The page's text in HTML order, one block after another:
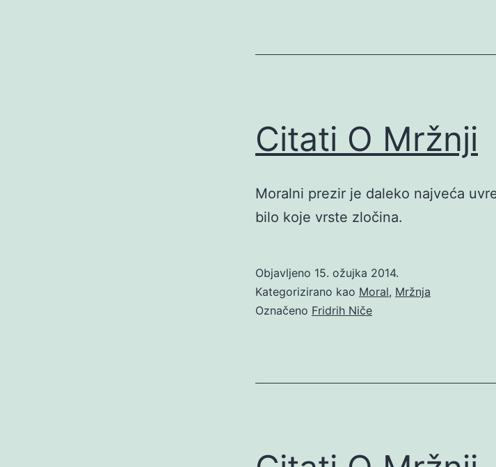
Citati O Mržnji
Moralni prezir je daleko najveća
bilo koje vrste zločina.
Objavljeno 15. ožujka 2014.
Kategorizirano kao Moral, Mržnja
Označeno Fridrih Niče